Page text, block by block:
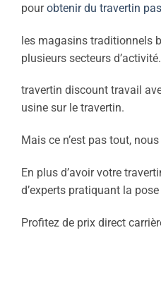
pourobtenir du travertin
les magasins traditionnels
plusieurs secteurs d’activité.
travertin discount travail
usine sur le travertin.
Mais ce n’est pas tout,
En plus d’avoir votre
d’experts pratiquant la
Profitez de prix direct